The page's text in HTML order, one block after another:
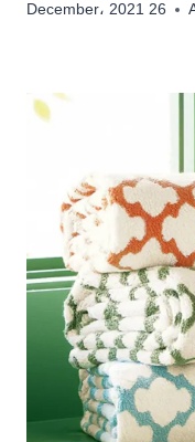
26 December، 2021